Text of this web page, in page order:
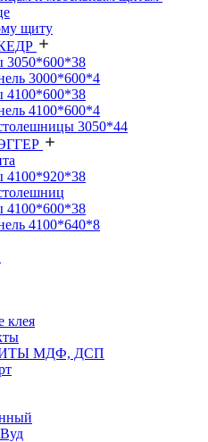
щиту
3050*600*38
3000*600*4
4100*600*38
4100*600*4
3050*44
4100*920*38
4100*600*38
4100*640*8
клея
МДФ, ДСП